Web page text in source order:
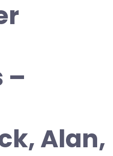
–
Alan,